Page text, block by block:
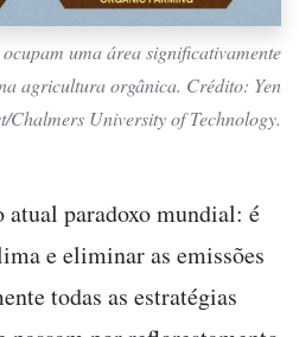
uma área significativamente
agricultura orgânica. Crédito: Yen
Chalmers University of Technology.
atual paradoxo mundial: é
e eliminar as emissões
todas as estratégias